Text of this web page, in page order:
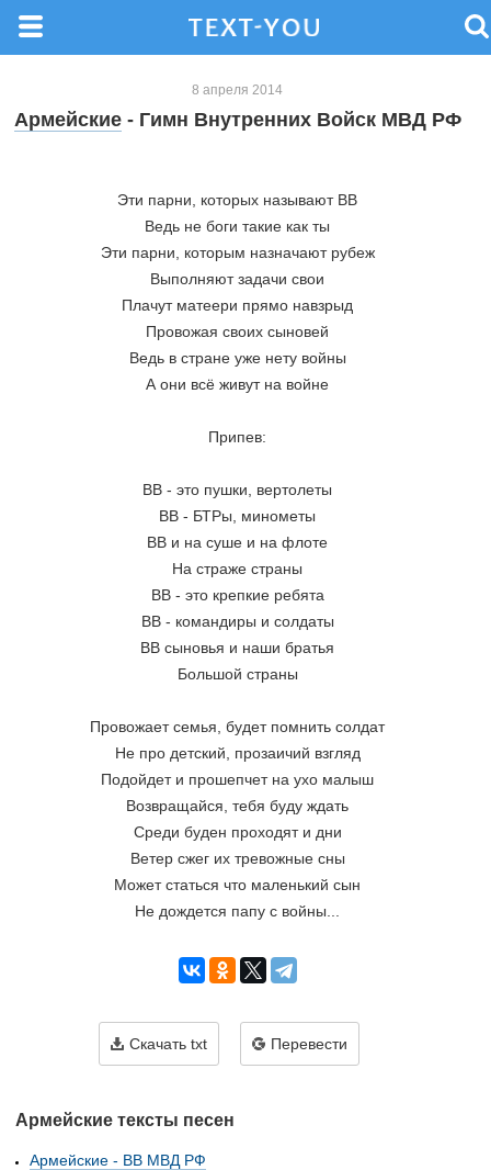
8 апреля 2014
Армейские- Гимн Внутренних Войск МВД РФ
Эти парни, которых называют ВВ
Ведь не боги такие как ты
Эти парни, которым назначают рубеж
Выполняют задачи свои
Плачут матеери прямо навзрыд
Провожая своих сыновей
Ведь в стране уже нету войны
А они всё живут на войне
Припев:
ВВ - это пушки, вертолеты
ВВ - БТРы, минометы
ВВ и на суше и на флоте
На страже страны
ВВ - это крепкие ребята
ВВ - командиры и солдаты
ВВ сыновья и наши братья
Большой страны
Провожает семья, будет помнить солдат
Не про детский, прозаичий взгляд
Подойдет и прошепчет на ухо малыш
Возвращайся, тебя буду ждать
Среди буден проходят и дни
Ветер сжег их тревожные сны
Может статься что маленький сын
Не дождется папу с войны...
Скачать txt Перевести
Армейские тексты песен
Армейские - ВВ МВД РФ